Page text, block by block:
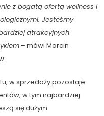
z bogatą ofertą wellness i
Jesteśmy
atrakcyjnych
– mówi Marcin
w sprzedaży pozostaje
w tym najbardziej
się dużym